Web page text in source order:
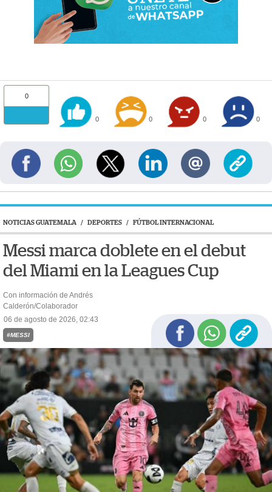
0
0 0 0 0
NOTICIAS GUATEMALA / DEPORTES / FÚTBOL INTERNACIONAL
Messi marca doblete en el debut
del Miami en la Leagues Cup
Con información de Andrés
Calderón/Colaborador
06 de agosto de 2026, 02:43
#MESSI